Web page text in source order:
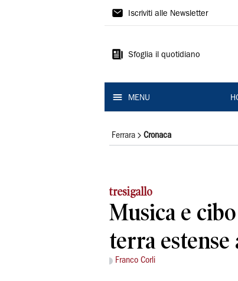
La
Ferrara
Iscriviti alle Newsletter
Sfoglia il quotidiano
MENU
Ferrara Cronaca
tresigallo
Musica e
terra estense
Franco Corli